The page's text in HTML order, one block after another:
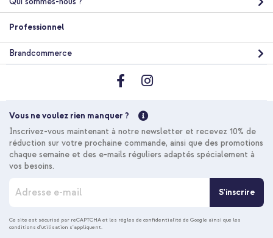
Acheter
Livraison
gratuite
Professionnel
Brandcommerce
Vous ne voulez rien manquer ?
Inscrivez-vous maintenant à notre newsletter et recevez 10% de
réduction sur votre prochaine commande, ainsi que des promotions
chaque semaine et des e-mails réguliers adaptés spécialement à
vos besoins.
c
r
S'inscrire
Ce site est sécurisé par reCAPTCHA et les règles de confidentialité de Google ainsi que les
conditions d'utilisation s'appliquent.